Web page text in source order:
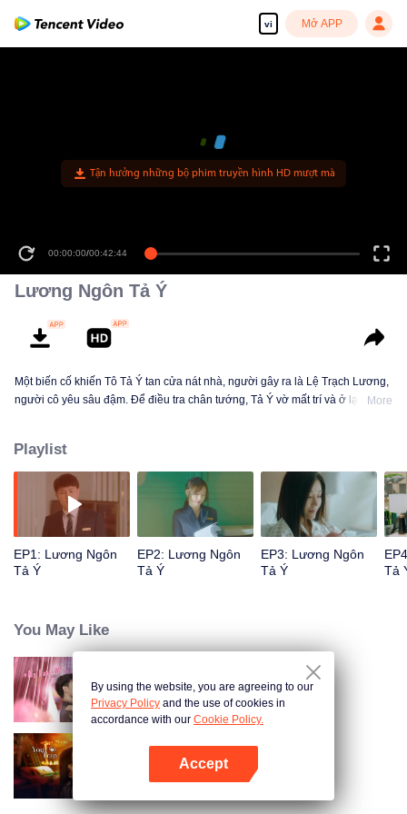
vi Mở APP
Tận hưởng những bộ phim truyền hình HD mượt mà
00:00:00/00:42:44
Lương Ngôn Tả Ý
Một biến cố khiến Tô Tả Ý tan cửa nát nhà, người gây ra là Lệ Trạch Lương,
người cô yêu sâu đậm. Để điều tra chân tướng, Tả Ý vờ mất trí và ở lại bên
gắng cứu vãn mối tình đó, còn anh đáp lại bằng con dấu khắc tên hai người.
Để bảo vệ tình yêu, hai người cùng gây dựng sự nghiệp, trở thành chỗ dựa
vững chắc của nhau.
More
Playlist
EP1: Lương Ngôn
Tả Ý
EP2: Lương Ngôn
Tả Ý
EP3: Lương Ngôn
Tả Ý
Tả
You May Like
Anh Ấy Đã Rung Động
Từng Bước Lún Sâu
By using the website, you are agreeing to our
Privacy Policy and the use of cookies in
accordance with our Cookie Policy.
Accept